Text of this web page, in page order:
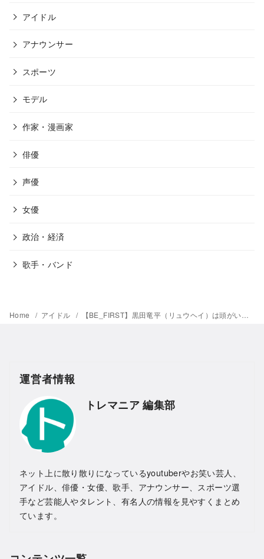
アイドル
アナウンサー
スポーツ
モデル
作家・漫画家
俳優
声優
女優
政治・経済
歌手・バンド
Home アイドル 【BE_FIRST】黒田竜平（リュウヘイ）は頭がいい？出身中学、小学校など学歴まとめ！
運営者情報
トレマニア 編集部
ネット上に散り散りになっているyoutuberやお笑い芸人、
アイドル、俳優・女優、歌手、アナウンサー、スポーツ選
手など芸能人やタレント、有名人の情報を見やすくまとめ
ています。